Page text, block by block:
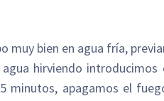
muy bien en agua fría,
hirviendo
minutos, apagamos el